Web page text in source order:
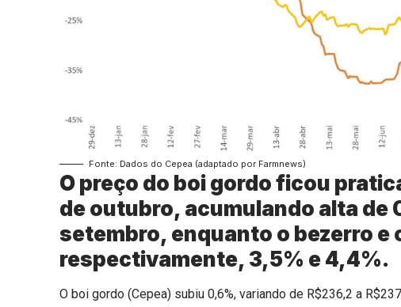
Fonte: Dados do Cepea (adaptado por Farmnews)
O preço do boi gordo ficou
de outubro, acumulando alta de
setembro, enquanto o bezerro e
respectivamente, 3,5% e 4,4%.
O boi gordo (Cepea) subiu 0,6%, variando de R$236,2 a